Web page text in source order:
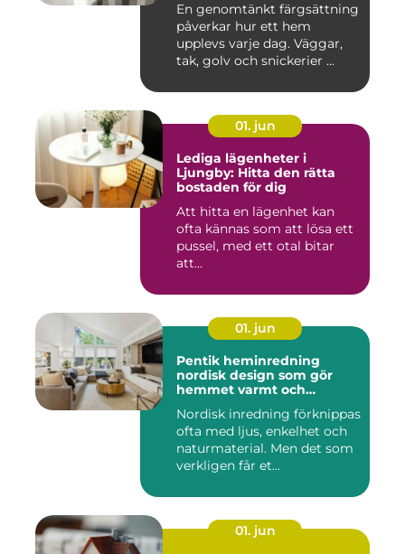
En genomtänkt färgsättning
påverkar hur ett hem
upplevs varje dag. Väggar,
tak, golv och snickerier ...
01. jun
Lediga lägenheter i
Ljungby: Hitta den rätta
bostaden för dig
Att hitta en lägenhet kan
ofta kännas som att lösa ett
pussel, med ett otal bitar
att...
01. jun
Pentik heminredning
nordisk design som gör
hemmet varmt och
Nordisk inredning förknippas
ofta med ljus, enkelhet och
naturmaterial. Men det som
verkligen får et...
01. jun